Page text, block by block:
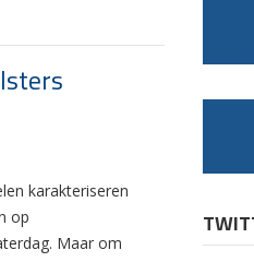
karakteriseren
op
Maar om